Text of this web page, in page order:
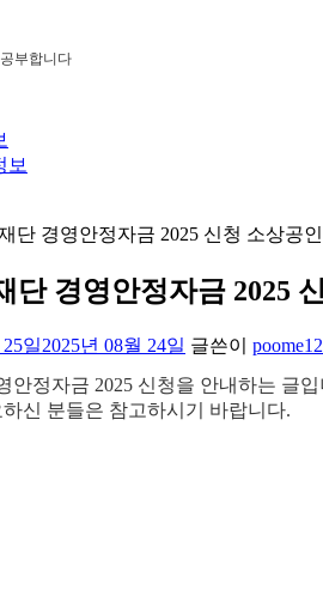
부합니다
보
단 경영안정자금 2025 신청 소상공
단 경영안정자금 2025
일2025년 08월 24일 글쓴이
안정자금 2025 신청을 안내하는 글
신 분들은 참고하시기 바랍니다.